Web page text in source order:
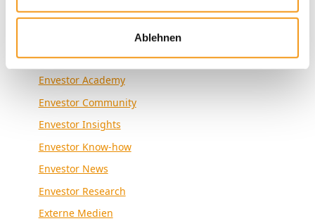
Ablehnen
Allgemein
Envestor Academy
Envestor Community
Envestor Insights
Envestor Know-how
Envestor News
Envestor Research
Externe Medien